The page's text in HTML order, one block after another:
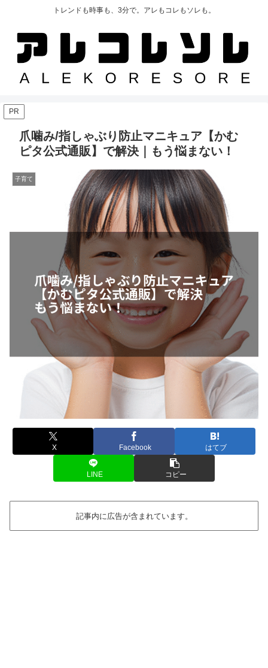
トレンドも時事も、3分で。アレもコレもソレも。
PR
爪噛み/指しゃぶり防止マニキュア【かむ
ピタ公式通販】で解決｜もう悩まない！
子育て
X Facebook はてブ
LINE コピー
記事内に広告が含まれています。